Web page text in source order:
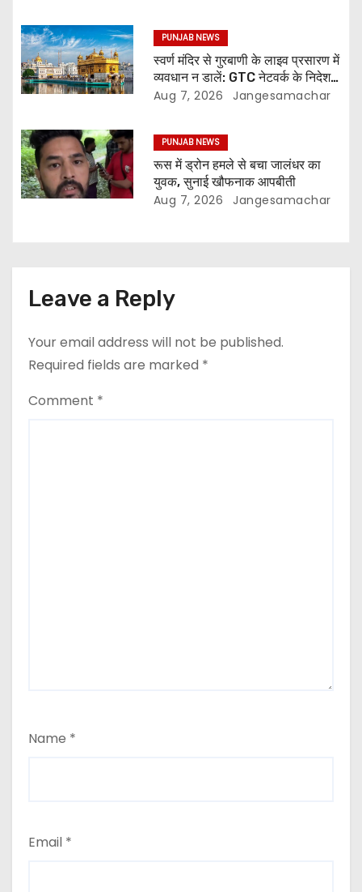
PUNJAB NEWS
स्वर्ण मंदिर से गुरबाणी के लाइव प्रसारण में
व्यवधान न डालें: GTC नेटवर्क के निदेशक
की SGPC से अपील
Aug 7, 2026 Jangesamachar
PUNJAB NEWS
रूस में ड्रोन हमले से बचा जालंधर का
युवक, सुनाई खौफनाक आपबीती
Aug 7, 2026 Jangesamachar
Leave a Reply
Your email address will not be published.
Required fields are marked *
Comment *
Name *
Email *